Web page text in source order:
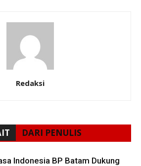
Redaksi
DARI PENULIS
Indonesia BP Batam Dukung